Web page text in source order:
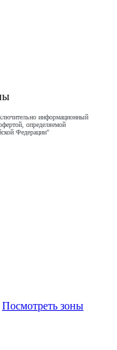
информационный
определяемой
Федерации"
Посмотреть зоны